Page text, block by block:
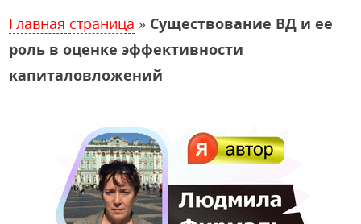
Главная страница » Существование ВД и ее
роль в оценке эффективности
капиталовложений